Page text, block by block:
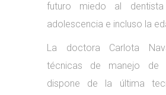
futuro miedo al
adolescencia e incluso la
La doctora Carlota
técnicas de manejo de
dispone de la última